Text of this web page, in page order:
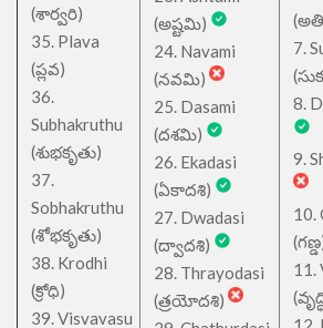
(శార్వరి)
35. Plava
(ప్లవ)
36.
Subhakruthu
(శుభకృతు)
37.
Sobhakruthu
(శోభకృతు)
38. Krodhi
(క్రోధి)
39. Visvavasu
(అష్టమి)
24. Navami
(నవమి)
25. Dasami
(దశమి)
26. Ekadasi
(ఏకాదశి)
27. Dwadasi
(ద్వాదశి)
28. Thrayodasi
(త్రయోదశి)
7.
8.
9.
10.
11.